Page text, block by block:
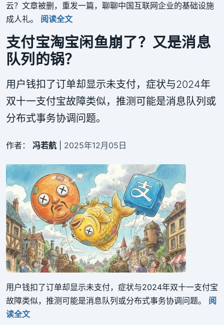
云？文章被删，重发一篇，聊聊中国互联网企业的基础设施
成人礼。 阅读全文
支付宝淘宝闲鱼崩了？又是消息
队列的锅？
用户钱扣了订单却显示未支付，症状与2024年
双十一支付宝故障类似，推测可能是消息队列或
分布式事务协调问题。
作者： 冯若航 2025年12月05日
用户钱扣了订单却显示未支付，症状与2024年双十一支付宝
故障类似，推测可能是消息队列或分布式事务协调问题。 阅
读全文